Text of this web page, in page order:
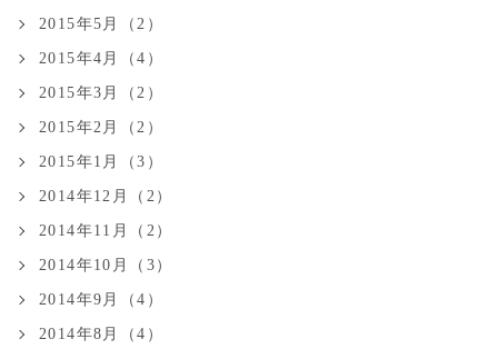
2015年5月（2）
2015年4月（4）
2015年3月（2）
2015年2月（2）
2015年1月（3）
2014年12月（2）
2014年11月（2）
2014年10月（3）
2014年9月（4）
2014年8月（4）